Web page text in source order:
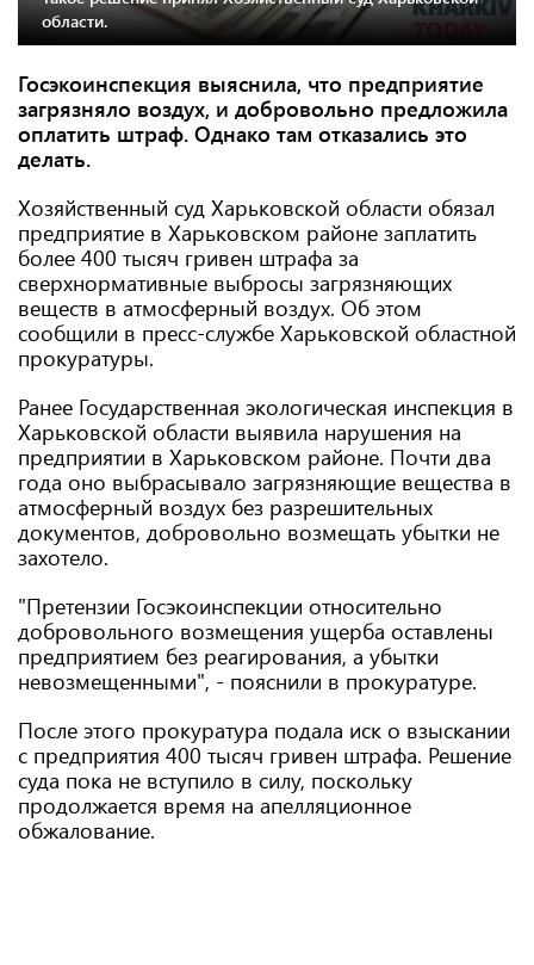
области.
Госэкоинспекция выяснила, что предприятие
загрязняло воздух, и добровольно предложила
оплатить штраф. Однако там отказались это
делать.
Хозяйственный суд Харьковской области обязал
предприятие в Харьковском районе заплатить
более 400 тысяч гривен штрафа за
сверхнормативные выбросы загрязняющих
веществ в атмосферный воздух. Об этом
сообщили в пресс-службе Харьковской областной
прокуратуры.
Ранее Государственная экологическая инспекция в
Харьковской области выявила нарушения на
предприятии в Харьковском районе. Почти два
года оно выбрасывало загрязняющие вещества в
атмосферный воздух без разрешительных
документов, добровольно возмещать убытки не
захотело.
"Претензии Госэкоинспекции относительно
добровольного возмещения ущерба оставлены
предприятием без реагирования, а убытки
невозмещенными", - пояснили в прокуратуре.
После этого прокуратура подала иск о взыскании
с предприятия 400 тысяч гривен штрафа. Решение
суда пока не вступило в силу, поскольку
продолжается время на апелляционное
обжалование.